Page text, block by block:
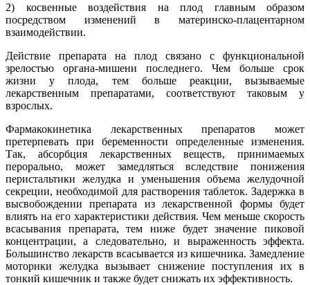
2) косвенные воздействия на плод главным образом
посредством изменений в материнско-плацентарном
взаимодействии.
Действие препарата на плод связано с функциональной
зрелостью органа-мишени последнего. Чем больше срок
жизни у плода, тем больше реакции, вызываемые
лекарственным препаратами, соответствуют таковым у
взрослых.
Фармакокинетика лекарственных препаратов может
претерпевать при беременности определенные изменения.
Так, абсорбция лекарственных веществ, принимаемых
перорально, может замедляться вследствие понижения
перистальтики желудка и уменьшения объема желудочной
секреции, необходимой для растворения таблеток. Задержка в
высвобождении препарата из лекарственной формы будет
влиять на его характеристики действия. Чем меньше скорость
всасывания препарата, тем ниже будет значение пиковой
концентрации, а следовательно, и выраженность эффекта.
Большинство лекарств всасывается из кишечника. Замедление
моторики желудка вызывает снижение поступления их в
тонкий кишечник и также будет снижать их эффективность.